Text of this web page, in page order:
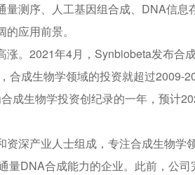
测序、人工基因组合成、DNA信息
应用前景。
。2021年4月，Synbiobeta发布合
合成生物学领域的投资就超过2009-
成生物学投资创纪录的一年，预计
深产业人士组成，专注合成生物学
量DNA合成能力的企业。此前，公司